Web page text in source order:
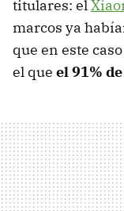
titulares: el
marcos ya
que en este
el que el 91%